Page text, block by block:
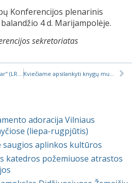
Konferencijos plenarinis
4 d. Marijampolėje.
sekretoriatas
adoracija Vilniaus
(liepa-rugpjūtis)
saugios aplinkos kultūros
katedros požemiuose atrastos